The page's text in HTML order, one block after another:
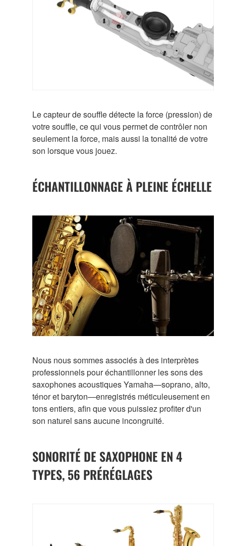
Le capteur de souffle détecte la force (pression) de
votre souffle, ce qui vous permet de contrôler non
seulement la force, mais aussi la tonalité de votre
son lorsque vous jouez.
ÉCHANTILLONNAGE À PLEINE ÉCHELLE
Nous nous sommes associés à des interprètes
professionnels pour échantillonner les sons des
saxophones acoustiques Yamaha—soprano, alto,
ténor et baryton—enregistrés méticuleusement en
tons entiers, afin que vous puissiez profiter d'un
son naturel sans aucune incongruité.
SONORITÉ DE SAXOPHONE EN 4
TYPES, 56 PRÉRÉGLAGES